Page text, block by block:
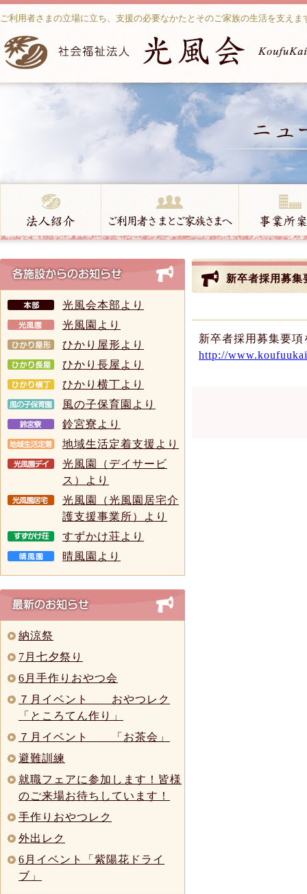
ご利用者さまの立場に立ち、支援の必要なかたとそのご家族の生活を支えま
光風会本部より
光風園より
ひかり屋形より
ひかり長屋より
ひかり横丁より
風の子保育園より
鈴宮寮より
地域生活定着支援より
光風園（デイサービ
ス）より
光風園（光風園居宅介
護支援事業所）より
すずかけ荘より
晴風園より
納涼祭
7月七夕祭り
6月手作りおやつ会
７月イベント おやつレク
「ところてん作り」
７月イベント 「お茶会」
避難訓練
就職フェアに参加します！皆様
のご来場お待ちしています！
手作りおやつレク
外出レク
6月イベント「紫陽花ドライ
ブ」
新卒者採用募集
新卒者採用募集要
http://